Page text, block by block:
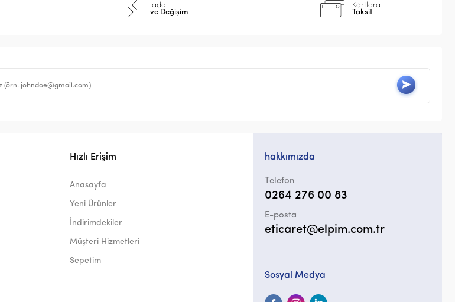
İade
ve Değişim
Kartlara
Taksit
Hızlı Erişim
Anasayfa
Yeni Ürünler
İndirimdekiler
Müşteri Hizmetleri
Sepetim
hakkımızda
Telefon
0264 276 00 83
E-posta
eticaret@elpim.com.tr
Sosyal Medya